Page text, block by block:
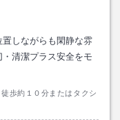
しながらも閑静な雰
清潔プラス安全をモ
歩約１０分またはタクシ